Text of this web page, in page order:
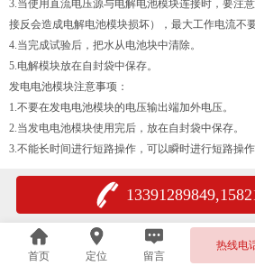
3.当使用直流电压源与电解电池模块连接时，要注
接反会造成电解电池模块损坏），最大工作电流不要
4.当完成试验后，把水从电池块中清除。
5.电解模块放在自封袋中保存。
发电电池模块注意事项：
1.不要在发电电池模块的电压输出端加外电压。
2.当发电电池模块使用完后，放在自封袋中保存。
3.不能长时间进行短路操作，可以瞬时进行短路操作
首页 定位 留言
热线电